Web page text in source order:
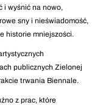
i wyśnić na nowo,
sny i nieświadomość,
historie mniejszości.
publicznych Zielonej
trwania Biennale.
z prac, które